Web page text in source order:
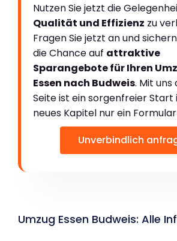
Nutzen Sie jetzt die
Qualität und Effizienz zu
Fragen Sie jetzt an und
die Chance auf attraktive
Sparangebote für Ihren
Essen nach Budweis. Mit uns
Seite ist ein sorgenfreier Start
neues Kapitel nur ein
Unverbindlich
Umzug Essen Budweis: Alle